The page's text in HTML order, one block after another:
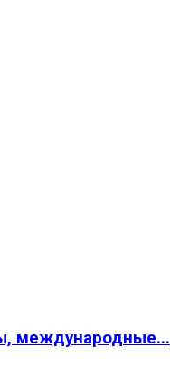
международные...